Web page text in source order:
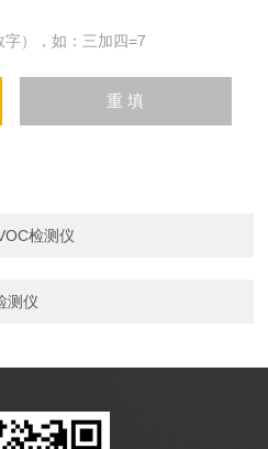
），如：三加四=7
检测仪
测仪